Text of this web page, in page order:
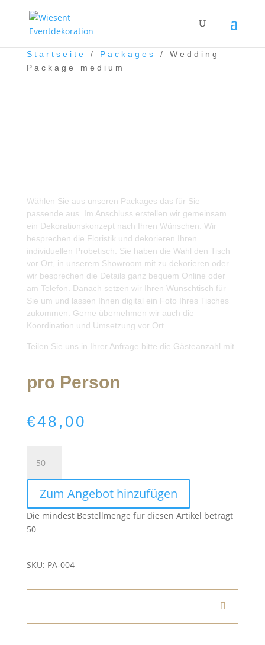
Startseite / Packages
/ Wedding
Package medium
Wählen Sie aus unseren Packages das für Sie
passende aus. Im Anschluss erstellen wir gemeinsam
ein Dekorationskonzept nach Ihren Wünschen. Wir
besprechen die Floristik und dekorieren Ihren
individuellen Probetisch. Sie haben die Wahl den Tisch
vor Ort, in unserem Showroom mit zu dekorieren oder
wir besprechen die Details ganz bequem Online oder
am Telefon. Danach setzen wir Ihren Wunschtisch für
Sie um und lassen Ihnen digital ein Foto Ihres Tisches
zukommen. Gerne übernehmen wir auch die
Koordination und Umsetzung vor Ort.
Teilen Sie uns in Ihrer Anfrage bitte die Gästeanzahl mit.
pro Person
€48,00
Package
medium
quantity
Zum Angebot hinzufügen
Die mindest Bestellmenge für diesen Artikel beträgt
50
SKU: PA-004